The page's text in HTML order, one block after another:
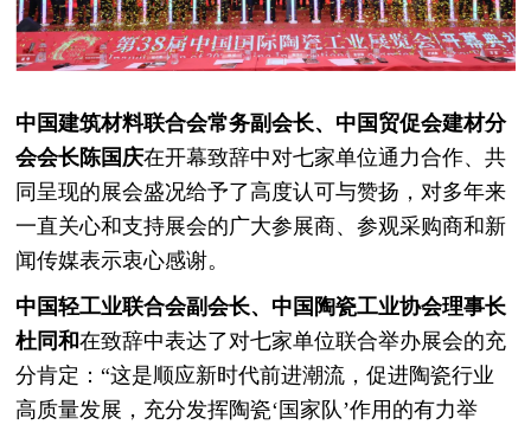
中国建筑材料联合会常务副会长、中国贸促会建材分
会会长陈国庆在开幕致辞中对七家单位通力合作、共
同呈现的展会盛况给予了高度认可与赞扬，对多年来
一直关心和支持展会的广大参展商、参观采购商和新
闻传媒表示衷心感谢。
中国轻工业联合会副会长、中国陶瓷工业协会理事长
杜同和在致辞中表达了对七家单位联合举办展会的充
分肯定：“这是顺应新时代前进潮流，促进陶瓷行业
高质量发展，充分发挥陶瓷‘国家队’作用的有力举